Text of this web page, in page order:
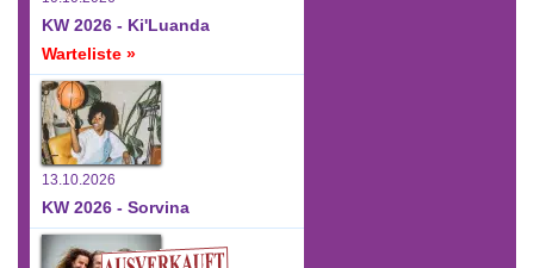
KW 2026 - Ki'Luanda
Warteliste »
13.10.2026
KW 2026 - Sorvina